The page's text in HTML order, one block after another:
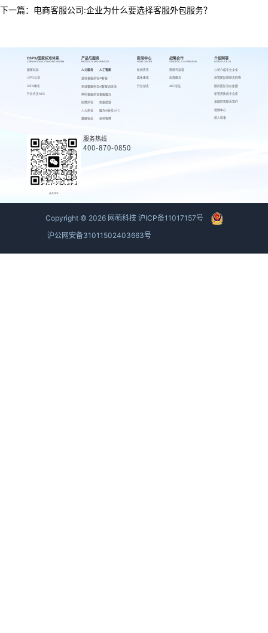
下一篇： 电商客服公司:企业为什么要选择客服外包服务？
CSPS/国家标准体系
CSPS/NATIONAL STANDARD SYSTEM
国家标准
CSPS认证
CSPS体系
行业会议AIEC
产品与服务
PRODUCTS AND SERVICES
人力服务
游戏客服外包
在线客服外包
呼叫客服外包
招聘外包
人力外包
数据标注
人工智能
AI客服
AI客服训练场
客服魔方
蚂蚁绩效
魔方AI质检VOC
来呗智聘
新闻中心
NEWS CENTER
新闻资讯
媒体报道
行业动态
战略合作
STRATEGIC COOPERATION
跨境代运营
出海服务
AIEC论坛
介绍网萌
INTRODUCE US
公司介绍
高管团队
顾问团队
荣誉资质
发展历程
视频中心
萌人萌事
企业文化
网萌吉祥物
合伙加盟
校企合作
联系我们
商务联系
服务热线
400-870-0850
Copyright © 2026 网萌科技 沪ICP备11017157号
沪公网安备31011502403663号